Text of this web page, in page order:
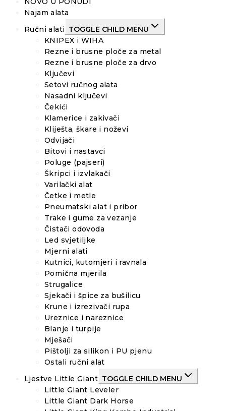
Najam alata
Ručni alati TOGGLE CHILD MENU
KNIPEX i WIHA
Rezne i brusne ploče za metal
Rezne i brusne ploče za drvo
Ključevi
Setovi ručnog alata
Nasadni ključevi
Čekići
Klamerice i zakivači
Kliješta, škare i noževi
Odvijači
Bitovi i nastavci
Poluge (pajseri)
Škripci i izvlakači
Varilački alat
Četke i metle
Pneumatski alat i pribor
Trake i gume za vezanje
Čistači odovoda
Led svjetiljke
Mjerni alati
Kutnici, kutomjeri i ravnala
Pomična mjerila
Strugalice
Sjekači i špice za bušilicu
Krune i izrezivači rupa
Ureznice i nareznice
Blanje i turpije
Mješači
Pištolji za silikon i PU pjenu
Ostali ručni alat
Ljestve Little Giant TOGGLE CHILD MENU
Little Giant Leveler
Little Giant Dark Horse